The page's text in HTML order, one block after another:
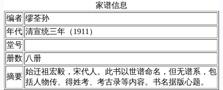
家谱信息
编者 缪荃孙
年代 清宣统三年（1911）
堂号
册数 八册
摘要
始迁祖宏毅，宋代人。此书以世谱命名，但无谱系，包
括人物传、得姓考、考古录等内容。书名据版心题。